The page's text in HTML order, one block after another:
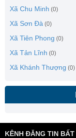
Xã Chu Minh (0)
Xã Sơn Đà (0)
Xã Tiên Phong (0)
Xã Tản Lĩnh (0)
Xã Khánh Thượng (0)
KÊNH ĐĂNG TIN